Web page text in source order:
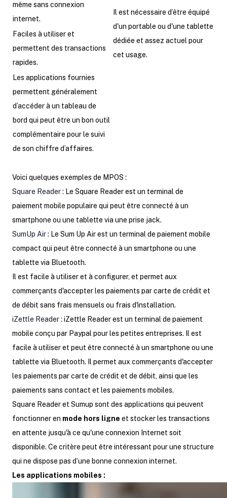
Il est nécessaire d’être équipé
d'un portable ou d'une tablette
dédiée et assez actuel pour
cet usage.
même sans connexion
internet.
Faciles à utiliser et
permettent des transactions
rapides.
Les applications fournies
permettent généralement
d’accéder à un tableau de
bord qui peut être un bon outil
complémentaire pour le suivi
de son chiffre d’affaires.
Voici quelques exemples de MPOS :
Square Reader: Le Square Reader est un terminal de
paiement mobile populaire qui peut être connecté à un
smartphone ou une tablette via une prise jack.
SumUp Air: Le Sum Up Air est un terminal de paiement mobile
compact qui peut être connecté à un smartphone ou une
tablette via Bluetooth.
Il est facile à utiliser et à configurer, et permet aux
commerçants d'accepter les paiements par carte de crédit et
de débit sans frais mensuels ou frais d'installation.
iZettle Reader: iZettle Reader est un terminal de paiement
mobile conçu par Paypal pour les petites entreprises. Il est
facile à utiliser et peut être connecté à un smartphone ou une
tablette via Bluetooth. Il permet aux commerçants d'accepter
les paiements par carte de crédit et de débit, ainsi que les
paiements sans contact et les paiements mobiles.
Square Reader et Sumup sont des applications qui peuvent
fonctionner en mode hors ligne et stocker les transactions
en attente jusqu'à ce qu'une connexion Internet soit
disponible. Ce critère peut être intéressant pour une structure
qui ne dispose pas d’une bonne connexion internet.
Les applications mobiles :